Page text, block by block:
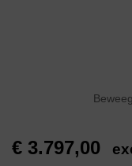
€ 3.797,00